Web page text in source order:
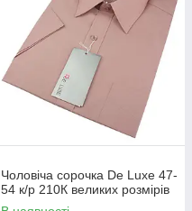
Чоловіча сорочка De Luxe 47-
54 к/р 210К великих розмірів